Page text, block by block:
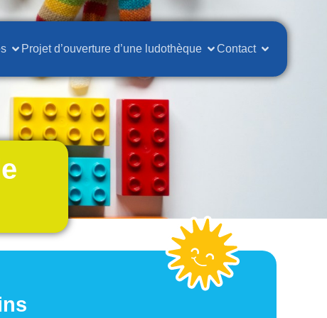
Projet d’ouverture d’une ludothèque Contact